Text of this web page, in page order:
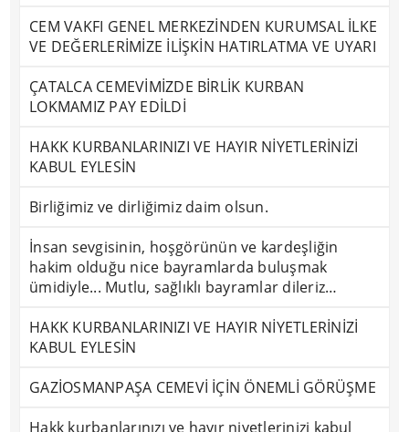
CEM VAKFI GENEL MERKEZİNDEN KURUMSAL İLKE
VE DEĞERLERİMİZE İLİŞKİN HATIRLATMA VE UYARI
ÇATALCA CEMEVİMİZDE BİRLİK KURBAN
LOKMAMIZ PAY EDİLDİ
HAKK KURBANLARINIZI VE HAYIR NİYETLERİNİZİ
KABUL EYLESİN
Birliğimiz ve dirliğimiz daim olsun.
İnsan sevgisinin, hoşgörünün ve kardeşliğin
hakim olduğu nice bayramlarda buluşmak
ümidiyle... Mutlu, sağlıklı bayramlar dileriz…
HAKK KURBANLARINIZI VE HAYIR NİYETLERİNİZİ
KABUL EYLESİN
GAZİOSMANPAŞA CEMEVİ İÇİN ÖNEMLİ GÖRÜŞME
Hakk kurbanlarınızı ve hayır niyetlerinizi kabul